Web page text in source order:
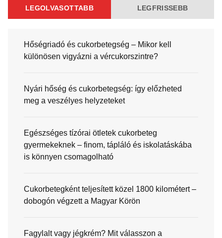
LEGOLVASOTTABB LEGFRISSEBB
Hőségriadó és cukorbetegség – Mikor kell
különösen vigyázni a vércukorszintre?
Nyári hőség és cukorbetegség: így előzheted
meg a veszélyes helyzeteket
Egészséges tízórai ötletek cukorbeteg
gyermekeknek – finom, tápláló és iskolatáskába
is könnyen csomagolható
Cukorbetegként teljesített közel 1800 kilométert –
dobogón végzett a Magyar Körön
Fagylalt vagy jégkrém? Mit válasszon a